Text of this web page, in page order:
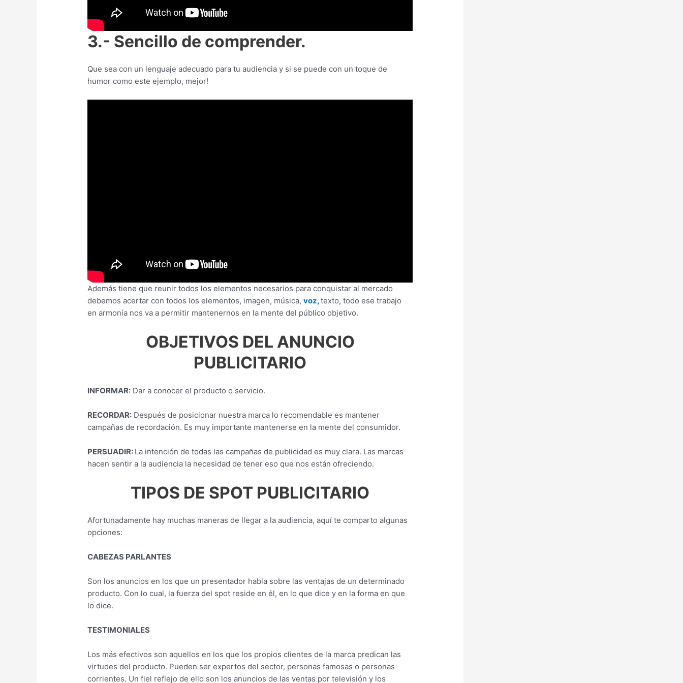
3.- Sencillo de comprender.
Que sea con un lenguaje adecuado para tu audiencia y si se puede con un toque de
humor como este ejemplo, mejor!
Además tiene que reunir todos los elementos necesarios para conquistar al mercado
debemos acertar con todos los elementos, imagen, música,voz,texto, todo ese trabajo
en armonía nos va a permitir mantenernos en la mente del público objetivo.
OBJETIVOS DEL ANUNCIO
PUBLICITARIO
INFORMAR: Dar a conocer el producto o servicio.
RECORDAR: Después de posicionar nuestra marca lo recomendable es mantener
campañas de recordación. Es muy importante mantenerse en la mente del consumidor.
PERSUADIR: La intención de todas las campañas de publicidad es muy clara. Las marcas
hacen sentir a la audiencia la necesidad de tener eso que nos están ofreciendo.
TIPOS DE SPOT PUBLICITARIO
Afortunadamente hay muchas maneras de llegar a la audiencia, aquí te comparto algunas
opciones:
CABEZAS PARLANTES
Son los anuncios en los que un presentador habla sobre las ventajas de un determinado
producto. Con lo cual, la fuerza del spot reside en él, en lo que dice y en la forma en que
lo dice.
TESTIMONIALES
Los más efectivos son aquellos en los que los propios clientes de la marca predican las
virtudes del producto. Pueden ser expertos del sector, personas famosas o personas
corrientes. Un fiel reflejo de ello son los anuncios de las ventas por televisión y los